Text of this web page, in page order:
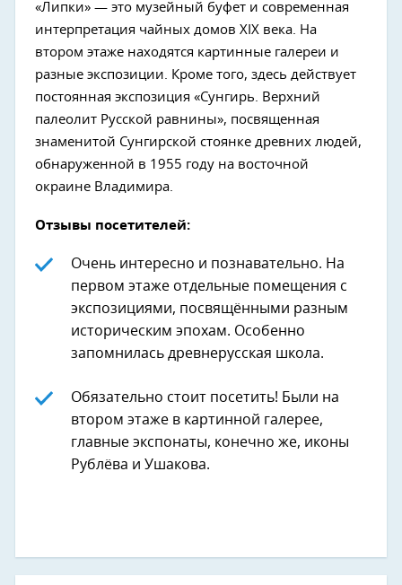
«Липки» — это музейный буфет и современная
интерпретация чайных домов XIX века. На
втором этаже находятся картинные галереи и
разные экспозиции. Кроме того, здесь действует
постоянная экспозиция «Сунгирь. Верхний
палеолит Русской равнины», посвященная
знаменитой Сунгирской стоянке древних людей,
обнаруженной в 1955 году на восточной
окраине Владимира.
Отзывы посетителей:
Очень интересно и познавательно. На
первом этаже отдельные помещения с
экспозициями, посвящёнными разным
историческим эпохам. Особенно
запомнилась древнерусская школа.
Обязательно стоит посетить! Были на
втором этаже в картинной галерее,
главные экспонаты, конечно же, иконы
Рублёва и Ушакова.